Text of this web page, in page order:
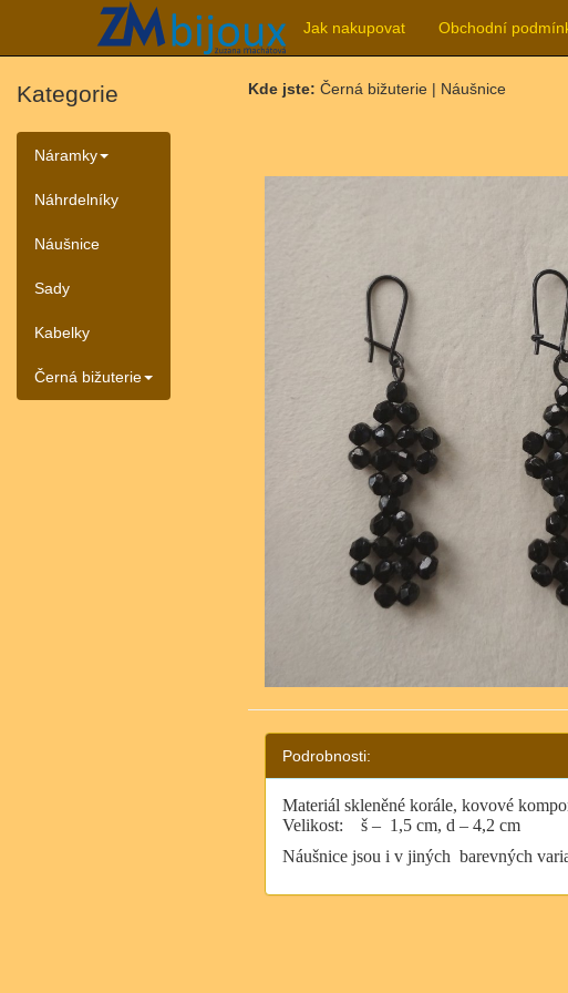
Jak nakupovat Obchodní
Kategorie
Náramky
Náhrdelníky
Náušnice
Sady
Kabelky
Černá bižuterie
Kde jste: Černá bižuterie | Náušnice
Podrobnosti:
Materiál skleněné korále, kovové
Velikost:
š – 1,5 cm, d – 4,2 cm
Náušnice jsou i v jiných barevných